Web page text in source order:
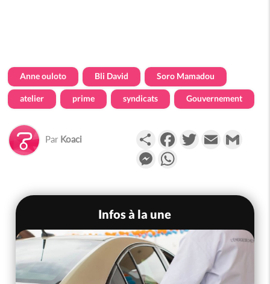
Anne ouloto Bli David Soro Mamadou
atelier prime syndicats Gouvernement
Par Koaci PartagerFacebookTwitterEmail
Messenger
Infos à la une